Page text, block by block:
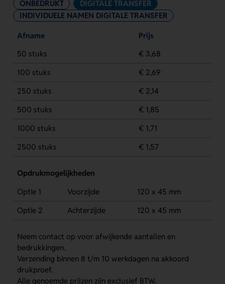
ONBEDRUKT
DIGITALE TRANSFER
INDIVIDUELE NAMEN DIGITALE TRANSFER
Afname
Prijs
50 stuks
€ 3,68
100 stuks
€ 2,69
250 stuks
€ 2,14
500 stuks
€ 1,85
1000 stuks
€ 1,71
2500 stuks
€ 1,57
Opdrukmogelijkheden
Optie 1
Voorzijde
120 x 45 mm
Optie 2
Achterzijde 120 x 45 mm
Neem contact op voor afwijkende aantallen en
bedrukkingen.
Verzending binnen 8 t/m 10 werkdagen na akkoord
drukproef.
Alle genoemde prijzen zijn exclusief BTW.